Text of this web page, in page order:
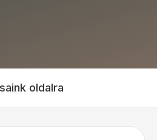
oldalra